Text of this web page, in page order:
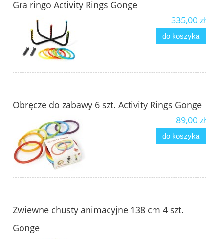
Gra ringo Activity Rings Gonge
335,00 zł
do koszyka
Obręcze do zabawy 6 szt. Activity Rings Gonge
89,00 zł
do koszyka
Zwiewne chusty animacyjne 138 cm 4 szt.
Gonge